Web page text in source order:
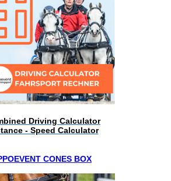
Driving Calculator
- Speed Calculator
CONES BOX